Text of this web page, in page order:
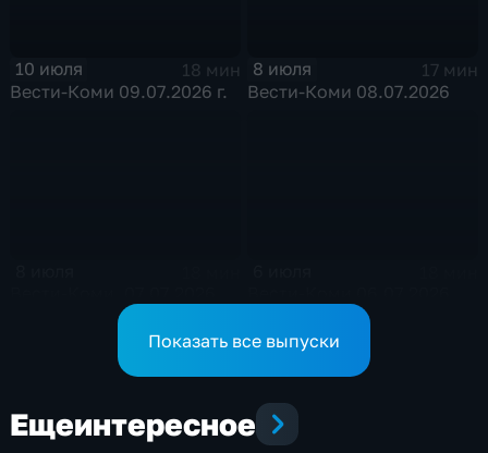
10 июля
18 мин
Вести-Коми 09.07.2026 г.
8 июля
17 мин
Вести-Коми 08.07.2026
Показать все выпуски
Ещеинтересное